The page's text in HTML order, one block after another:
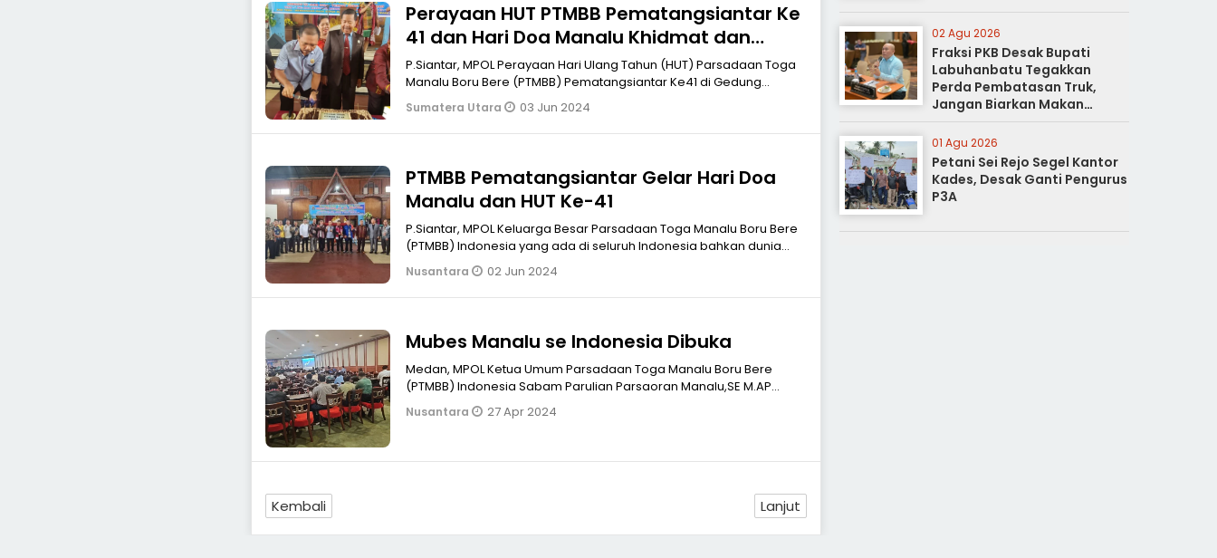
Perayaan HUT PTMBB Pematangsiantar Ke
41 dan Hari Doa Manalu Khidmat dan
Meriah
P.Siantar, MPOL Perayaan Hari Ulang Tahun (HUT) Parsadaan Toga
Manalu Boru Bere (PTMBB) Pematangsiantar Ke41 di Gedung
Anugerah Pematang
Sumatera Utara 03 Jun 2024
PTMBB Pematangsiantar Gelar Hari Doa
Manalu dan HUT Ke-41
P.Siantar, MPOL Keluarga Besar Parsadaan Toga Manalu Boru Bere
(PTMBB) Indonesia yang ada di seluruh Indonesia bahkan dunia
menggelar do
Nusantara 02 Jun 2024
Mubes Manalu se Indonesia Dibuka
Medan, MPOL Ketua Umum Parsadaan Toga Manalu Boru Bere
(PTMBB) Indonesia Sabam Parulian Parsaoran Manalu,SE M.AP
membuka Musyawarah Besar
Nusantara 27 Apr 2024
Kembali Lanjut
02 Agu 2026
Fraksi PKB Desak Bupati
Labuhanbatu Tegakkan
Perda Pembatasan Truk,
Jangan Biarkan Makan
Korban
01 Agu 2026
Petani Sei Rejo Segel Kantor
Kades, Desak Ganti Pengurus
P3A